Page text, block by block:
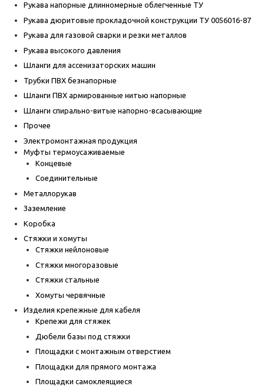
Рукава напорные длинномерные облегченные ТУ
Рукава дюритовые прокладочной конструкции ТУ 0056016-87
Рукава для газовой сварки и резки металлов
Рукава высокого давления
Шланги для ассенизаторских машин
Трубки ПВХ безнапорные
Шланги ПВХ армированные нитью напорные
Шланги спирально-витые напорно-всасывающие
Прочее
Электромонтажная продукция
Муфты термоусаживаемые
Концевые
Соединительные
Металлорукав
Заземление
Коробка
Стяжки и хомуты
Стяжки нейлоновые
Стяжки многоразовые
Стяжки стальные
Хомуты червячные
Изделия крепежные для кабеля
Крепежи для стяжек
Дюбели базы под стяжки
Площадки с монтажным отверстием
Площадки для прямого монтажа
Площадки самоклеящиеся